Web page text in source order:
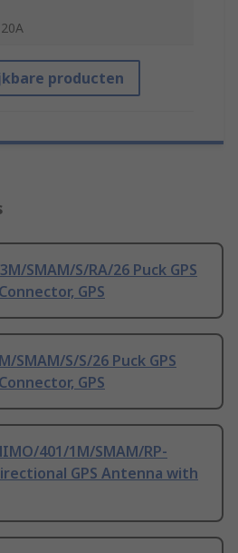
producten
SMAM/S/RA/26 Puck GPS
GPS
SMAM/S/S/26 Puck GPS
GPS
401/1M/SMAM/RP-
GPS Antenna with